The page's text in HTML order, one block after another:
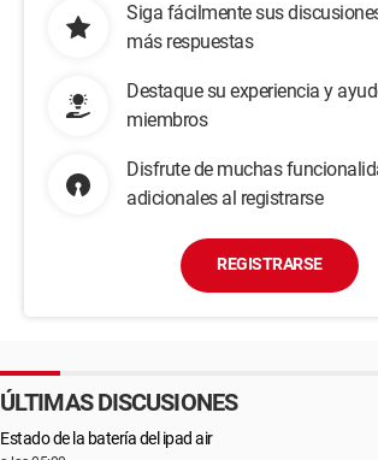
Siga fácilmente sus
más respuestas
Destaque su experiencia y
miembros
Disfrute de muchas
adicionales al registrarse
REGISTRARSE
ÚLTIMAS DISCUSIONES
Estado de la batería del ipad air